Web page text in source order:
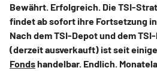
Bewährt. Erfolgreich. Die TSI-
findet ab sofort ihre Fortsetzung
Nach dem TSI-Depot und dem
(derzeit ausverkauft) ist seit
Fondshandelbar. Endlich.